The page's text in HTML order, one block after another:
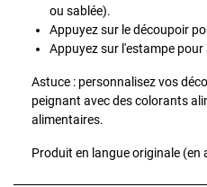
ou sablée).
Appuyez sur le découpoir
Appuyez sur l'estampe
Astuce : personnalisez vos
peignant avec des colorants
alimentaires.
Produit en langue originale (en